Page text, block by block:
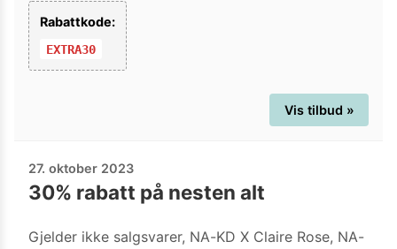
Rabattkode:
EXTRA30
Vis tilbud »
27. oktober 2023
30% rabatt på nesten alt
Gjelder ikke salgsvarer, NA-KD X Claire Rose, NA-